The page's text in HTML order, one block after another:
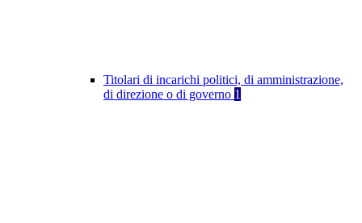
Titolari di incarichi politici, di amministrazione,
di direzione o di governo 1